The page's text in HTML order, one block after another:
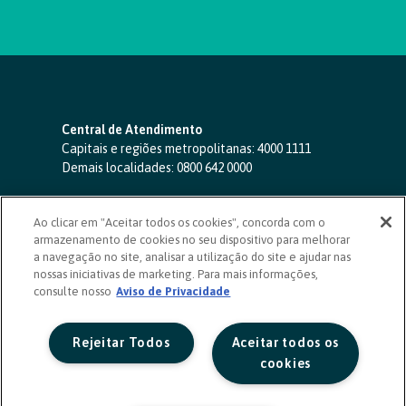
Central de Atendimento
Capitais e regiões metropolitanas: 4000 1111
Demais localidades: 0800 642 0000
SAC 24 horas-0800 724 4420
Ouvidoria
0800 725 0996
(de segunda a sexta, das 8h às 20h)
ouvidoriasicoob.com.br
Deficientes auditivos ou de fala
Ao clicar em "Aceitar todos os cookies", concorda com o
armazenamento de cookies no seu dispositivo para melhorar
a navegação no site, analisar a utilização do site e ajudar nas
nossas iniciativas de marketing. Para mais informações,
consulte nosso Aviso de Privacidade
Aceitar todos os
cookies
Rejeitar Todos